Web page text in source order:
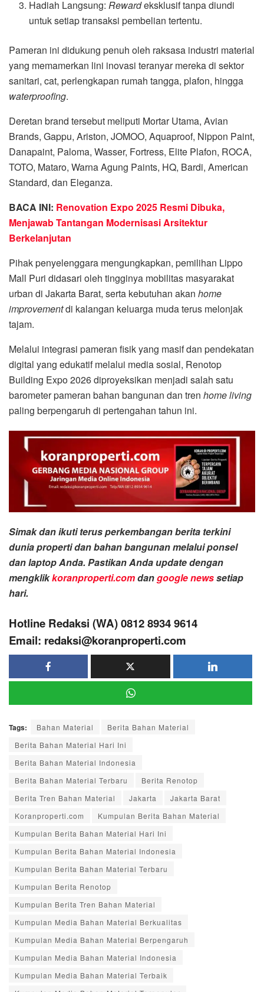
Hadiah Langsung:Rewardeksklusif tanpa diundi
untuk setiap transaksi pembelian tertentu.
Pameran ini didukung penuh oleh raksasa industri material
yang memamerkan lini inovasi teranyar mereka di sektor
sanitari, cat, perlengkapan rumah tangga, plafon, hingga
waterproofing.
Deretan brand tersebut meliputi Mortar Utama, Avian
Brands, Gappu, Ariston, JOMOO, Aquaproof, Nippon Paint,
Danapaint, Paloma, Wasser, Fortress, Elite Plafon, ROCA,
TOTO, Mataro, Warna Agung Paints, HQ, Bardi, American
Standard, dan Eleganza.
BACA INI: Renovation Expo 2025 Resmi Dibuka,
Menjawab Tantangan Modernisasi Arsitektur
Berkelanjutan
Pihak penyelenggara mengungkapkan, pemilihan Lippo
Mall Puri didasari oleh tingginya mobilitas masyarakat
urban di Jakarta Barat, serta kebutuhan akan home
improvementdi kalangan keluarga muda terus melonjak
tajam.
Melalui integrasi pameran fisik yang masif dan pendekatan
digital yang edukatif melalui media sosial, Renotop
Building Expo 2026 diproyeksikan menjadi salah satu
barometer pameran bahan bangunan dan tren home living
paling berpengaruh di pertengahan tahun ini.
Simak dan ikuti terus perkembangan berita terkini
dunia properti dan bahan bangunan melalui ponsel
dan laptop Anda. Pastikan Anda update dengan
mengklikkoranproperti.comdangoogle newssetiap
hari.
Hotline Redaksi (WA) 0812 8934 9614
Email: redaksi@koranproperti.com
Tags: Bahan Material
Berita Bahan Material
Berita Bahan Material Hari Ini
Berita Bahan Material Indonesia
Berita Bahan Material Terbaru
Berita Renotop
Berita Tren Bahan Material
Jakarta
Jakarta Barat
Koranproperti.com
Kumpulan Berita Bahan Material
Kumpulan Berita Bahan Material Hari Ini
Kumpulan Berita Bahan Material Indonesia
Kumpulan Berita Bahan Material Terbaru
Kumpulan Berita Renotop
Kumpulan Berita Tren Bahan Material
Kumpulan Media Bahan Material Berkualitas
Kumpulan Media Bahan Material Berpengaruh
Kumpulan Media Bahan Material Indonesia
Kumpulan Media Bahan Material Terbaik